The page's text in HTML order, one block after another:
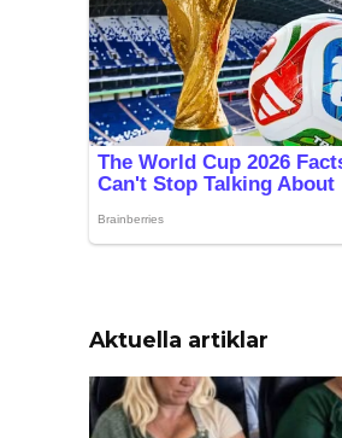
Aktuella artiklar